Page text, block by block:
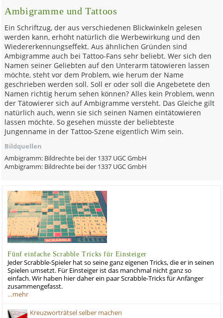
Ambigramme und Tattoos
Ein Schriftzug, der aus verschiedenen Blickwinkeln gelesen
werden kann, erhöht natürlich die Werbewirkung und den
Wiedererkennungseffekt. Aus ähnlichen Gründen sind
Ambigramme auch bei Tattoo-Fans sehr beliebt. Wer sich den
Namen seiner Geliebten auf den Unterarm tätowieren lassen
möchte, steht vor dem Problem, wie herum der Name
geschrieben werden soll. Soll er oder soll die Angebetete den
Namen richtig herum sehen können? Alles kein Problem, wenn
der Tätowierer sich auf Ambigramme versteht. Das Gleiche gilt
natürlich auch, wenn sie sich seinen Namen eintätowieren
lassen möchte. So gesehen müsste der beliebteste
Jungenname in der Tattoo-Szene eigentlich Wim sein.
Bildquellen
Ambigramm: Bildrechte bei der 1337 UGC GmbH
Ambigramm: Bildrechte bei der 1337 UGC GmbH
Fünf einfache Scrabble Tricks für Einsteiger
Jeder Scrabble-Spieler hat so seine ganz eigenen Tricks, die er in seinen
Spielen umsetzt. Für Einsteiger ist das manchmal nicht ganz so
einfach. Wir haben hier daher ein paar Scrabble-Tricks für Anfänger
zusammengefasst.
…mehr
Kreuzworträtsel selber machen